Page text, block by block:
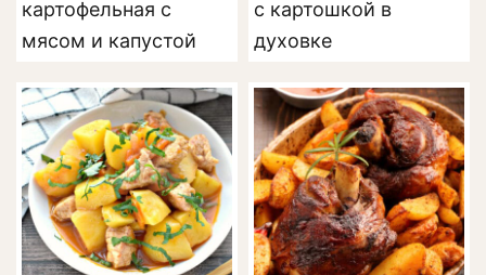
картофельная с
мясом и капустой
с картошкой в
духовке